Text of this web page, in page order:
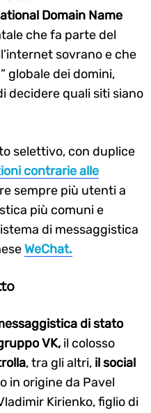
Domain Name
che fa parte del
sovrano e che
globale dei domini,
decidere quali siti siano
selettivo, con duplice
contrarie alle
sempre più utenti a
più comuni e
di messaggistica
WeChat.
di stato
VK, il colosso
, tra gli altri, il social
in origine da Pavel
Kirienko, figlio di